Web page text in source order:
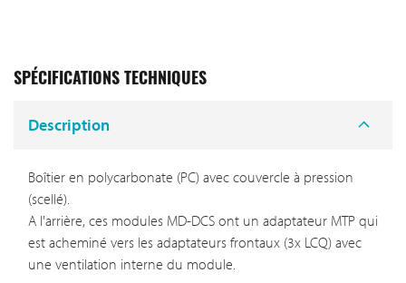
SPÉCIFICATIONS TECHNIQUES
Description
Boîtier en polycarbonate (PC) avec couvercle à pression
(scellé).
A l'arrière, ces modules MD-DCS ont un adaptateur MTP qui
est acheminé vers les adaptateurs frontaux (3x LCQ) avec
une ventilation interne du module.